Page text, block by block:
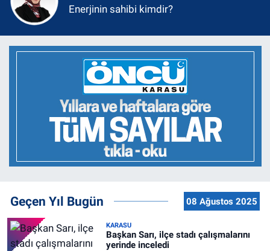
Enerjinin sahibi kimdir?
Geçen Yıl Bugün 08 Ağustos 2025
KARASU
Başkan Sarı, ilçe stadı çalışmalarını
yerinde inceledi